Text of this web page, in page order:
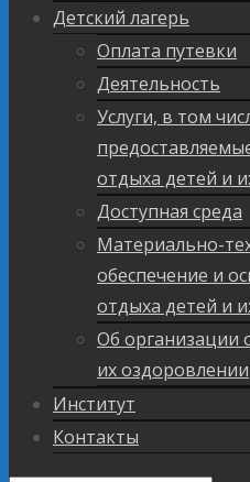
Детский лагерь
Оплата путевки
Деятельность
Услуги, в том
отдыха детей и
Доступная среда
Материально-
обеспечение и
отдыха детей и
Об организации
их оздоровлении
Институт
Контакты